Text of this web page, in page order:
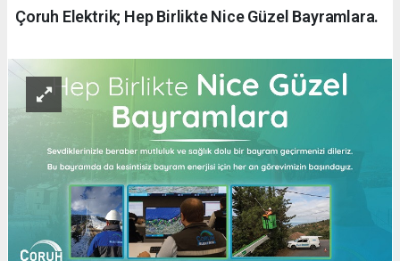
Çoruh Elektrik; Hep Birlikte Nice Güzel Bayramlara.